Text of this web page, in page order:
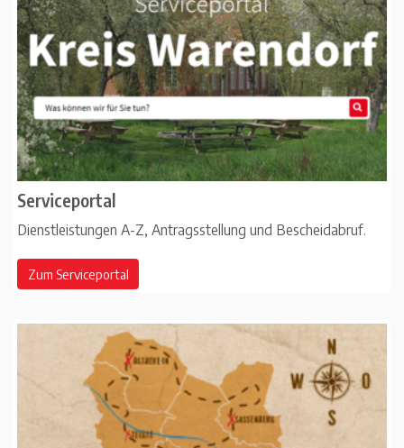
Serviceportal
Dienstleistungen A-Z, Antragsstellung und Bescheidabruf.
Zum Serviceportal